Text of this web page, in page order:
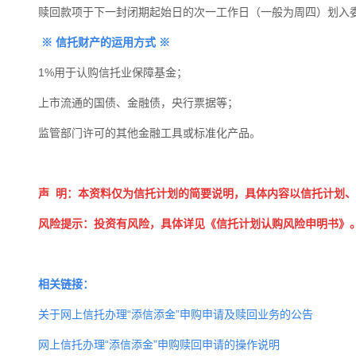
赎回款项于下一封闭期起始日的次一工作日（一般为周四）划
※ 信托财产的运用方式 ※
1%用于认购信托业保障基金；
上市流通的国债、金融债，央行票据等；
监管部门许可的其他金融工具或标准化产品。
声 明：本资料仅为信托计划的简要说明，具体内容以信托计划
风险提示：投资有风险，具体详见《信托计划认购风险申明书》
相关链接：
关于网上信托办理“添信添金”申购申请及赎回业务的公告
网上信托办理“添信添金”申购赎回申请的操作说明